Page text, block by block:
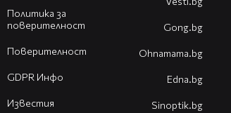
Политика за
поверителност
Поверителност
GDPR Инфо
Известия
Gong.bg
Оhnamama.bg
Edna.bg
Sinoptik.bg